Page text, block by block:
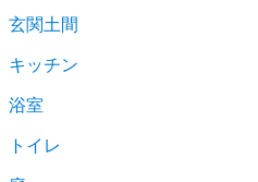
玄関土間
キッチン
浴室
トイレ